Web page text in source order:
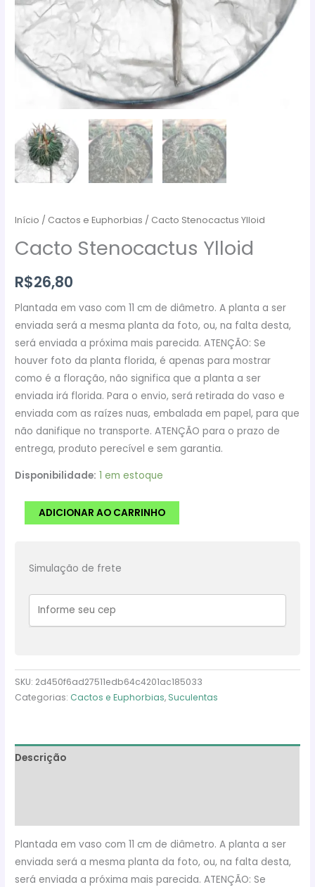
Início / Cactos e Euphorbias / Cacto Stenocactus Ylloid
Cacto Stenocactus Ylloid
R$26,80
Plantada em vaso com 11 cm de diâmetro. A planta a ser
enviada será a mesma planta da foto, ou, na falta desta,
será enviada a próxima mais parecida. ATENÇÃO: Se
houver foto da planta florida, é apenas para mostrar
como é a floração, não significa que a planta a ser
enviada irá florida. Para o envio, será retirada do vaso e
enviada com as raízes nuas, embalada em papel, para que
não danifique no transporte. ATENÇÃO para o prazo de
entrega, produto perecível e sem garantia.
Disponibilidade: 1 em estoque
Cacto
Stenocactus
quantidade
ADICIONAR AO CARRINHO
Simulação de frete
SKU: 2d450f6ad27511edb64c4201ac185033
Categorias: Cactos e Euphorbias, Suculentas
Descrição
Plantada em vaso com 11 cm de diâmetro. A planta a ser
enviada será a mesma planta da foto, ou, na falta desta,
será enviada a próxima mais parecida. ATENÇÃO: Se